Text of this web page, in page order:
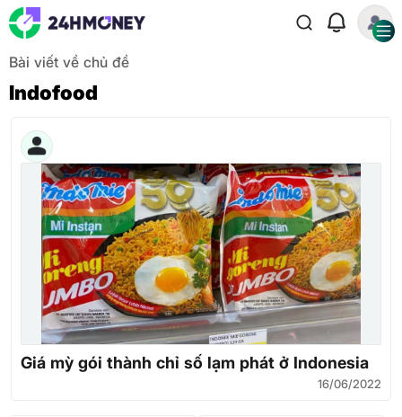
Bài viết về chủ đề
Indofood
Giá mỳ gói thành chỉ số lạm phát ở Indonesia
16/06/2022